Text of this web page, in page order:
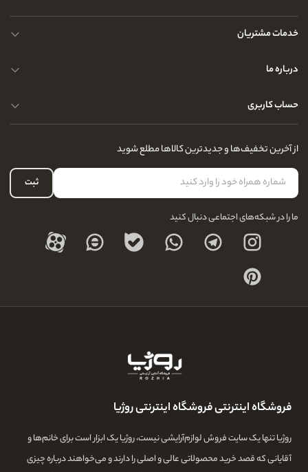
خدمات مشتریان
حریم خصوصی کاربران
تماس با ما
درباره ما
سوالات متداول
آدرس فروشگاه
نحوه ارسال کالا
نحوه بازگشت کالا
درباره ما
حساب کاربری
لیست علاقه‌مندی
حساب کاربری
از آخرین تخفیف‌ها و جدیدترین کالاها مطلع شوید
ثبت
ما را در شبکه‌های اجتماعی دنبال کنید
فروشگاه اینترنتی فروشگاه اینترنتی روژیا
روژیا تنها یک سایت فروش لوازم‌آرایشی نیست، روژیا یک ابزار است برای خانم‌ها و
آقایانی که قصد خرید محصولاتی عالی و اصلی را دارند و می‌خواهند درباره چیزی